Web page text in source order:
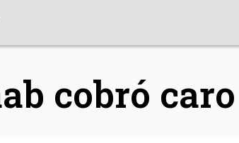
cobró